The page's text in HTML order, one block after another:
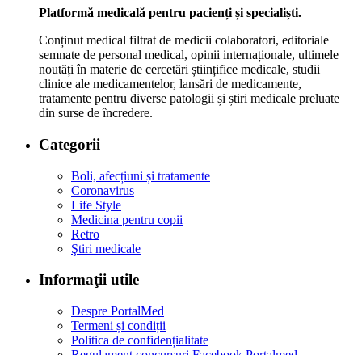
Platformă medicală pentru pacienți și specialiști.
Conținut medical filtrat de medicii colaboratori, editoriale
semnate de personal medical, opinii internaționale, ultimele
noutăți în materie de cercetări științifice medicale, studii
clinice ale medicamentelor, lansări de medicamente,
tratamente pentru diverse patologii și știri medicale preluate
din surse de încredere.
Categorii
Boli, afecțiuni și tratamente
Coronavirus
Life Style
Medicina pentru copii
Retro
Ştiri medicale
Informaţii utile
Despre PortalMed
Termeni și condiții
Politica de confidențialitate